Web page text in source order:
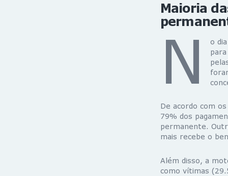
Maioria
N
o
De acordo com
79% dos
permanente.
mais recebe o
Além disso, a
como vítimas